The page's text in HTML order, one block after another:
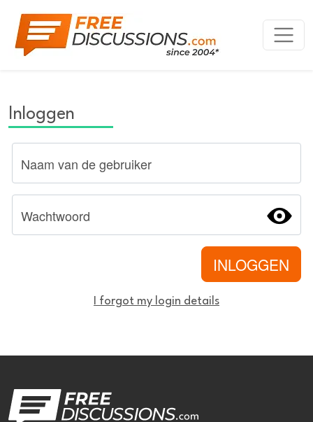
Inloggen
I forgot my login details